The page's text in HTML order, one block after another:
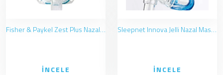
Fisher & Paykel Zest Plus Nazal Maske (Burun)
İNCELE
Sleepnet Innova Jelli Nazal Maske (Burun)
İNCELE